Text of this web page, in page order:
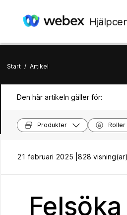
Start / Artikel
Den här artikeln gäller för:
Produkter Roller
21 februari 2025 | 828 visning(ar)